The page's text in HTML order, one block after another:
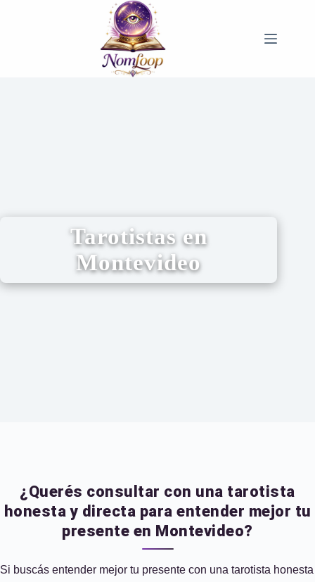
Tarotistas en
Montevideo
¿Querés consultar con una tarotista
honesta y directa para entender mejor tu
presente en Montevideo?
Si buscás entender mejor tu presente con una tarotista honesta